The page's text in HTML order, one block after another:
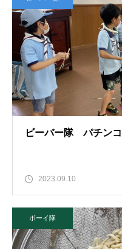
ビーバー隊 パチンコ
2023.09.10
ボーイ隊